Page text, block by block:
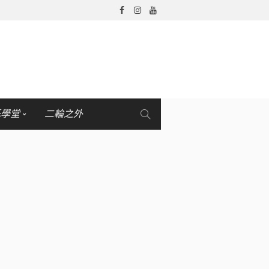
堂 二輪之外